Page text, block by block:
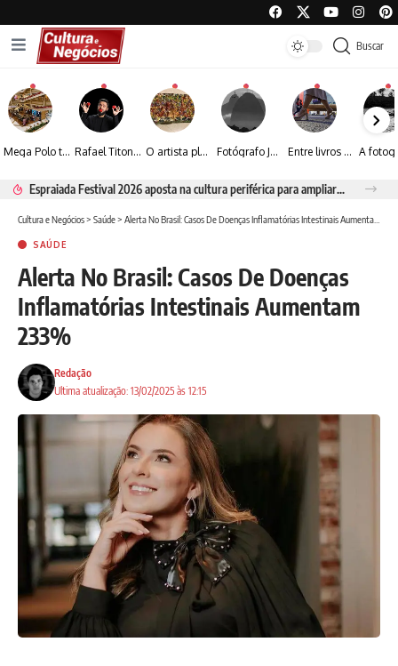
Buscar
Mega Polo transforma lançamento de coleção em plataforma nacional de negócios e projeta crescimento de mais de 15% Rafael Titonelly leva magia e acolhimento a crianças em tratamento oncológico em Juiz de Fora O artista plástico Jorge Luiz transforma sustentabilidade e criatividade em arte contemporânea Fotógrafo José Roberto apresenta um olhar sensível sobre arquitetura, formas e luz na fotografia Entre livros e fotografia autoral, Sebastião Reis consolida uma trajetória marcada pelo olhar artístico
Espraiada Festival 2026 aposta na cultura periférica para ampliar oportunidades na zona sul
Cultura e Negócios> Saúde> Alerta No Brasil: Casos De Doenças Inflamatórias Intestinais Aumentam 233%
SAÚDE
Alerta No Brasil: Casos De Doenças
Inflamatórias Intestinais Aumentam
233%
Ultima atualização: 13/02/2025 às 12:15
Redação